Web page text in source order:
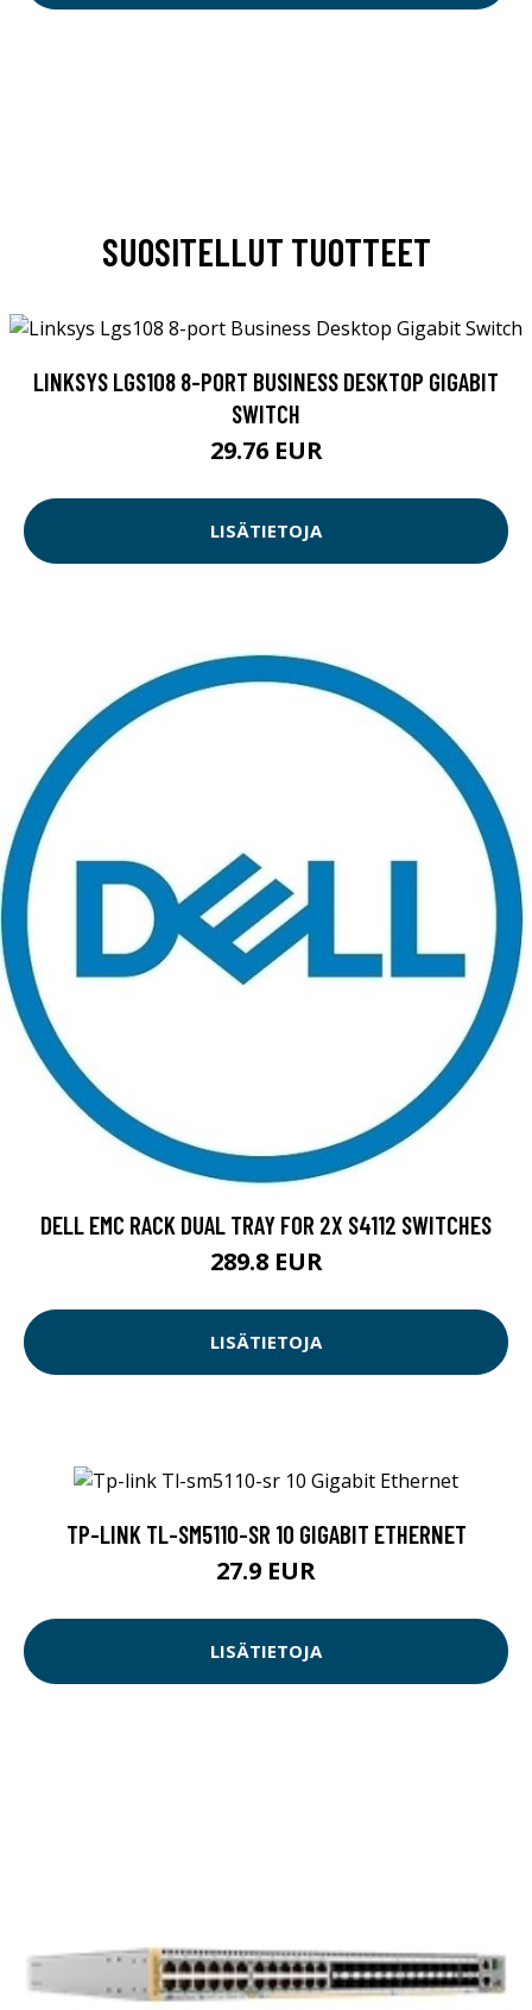
SUOSITELLUT TUOTTEET
LINKSYS LGS108 8-PORT BUSINESS DESKTOP GIGABIT
SWITCH
29.76 EUR
LISÄTIETOJA
DELL EMC RACK DUAL TRAY FOR 2X S4112 SWITCHES
289.8 EUR
LISÄTIETOJA
TP-LINK TL-SM5110-SR 10 GIGABIT ETHERNET
27.9 EUR
LISÄTIETOJA